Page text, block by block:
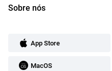
Sobre nós
App Store
MacOS